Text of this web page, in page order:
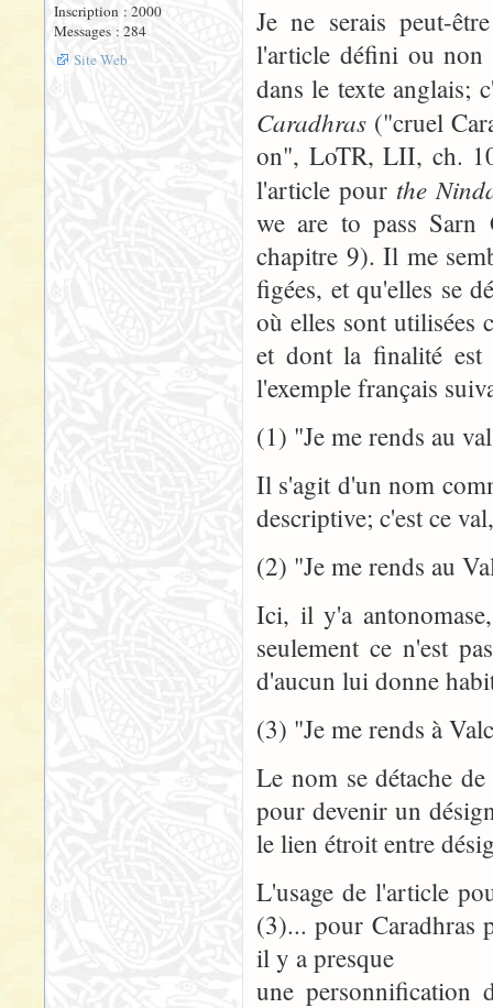
Inscription : 2000
Messages : 284
Site Web
Je ne serais peut-
l'article défini ou non
dans le texte anglais;
Caradhras ("cruel
on", LoTR, LII, ch.
l'article pour the
we are to pass
chapitre 9). Il me
figées, et qu'elles se
où elles sont utilisées
et dont la finalité est
l'exemple français
(1) "Je me rends au
Il s'agit d'un nom
descriptive; c'est ce
(2) "Je me rends au
Ici, il y'a
seulement ce n'est
d'aucun lui donne
(3) "Je me rends à
Le nom se détache
pour devenir un
le lien étroit entre
L'usage de l'article
(3)... pour Caradhras
il y a presque
une personnification